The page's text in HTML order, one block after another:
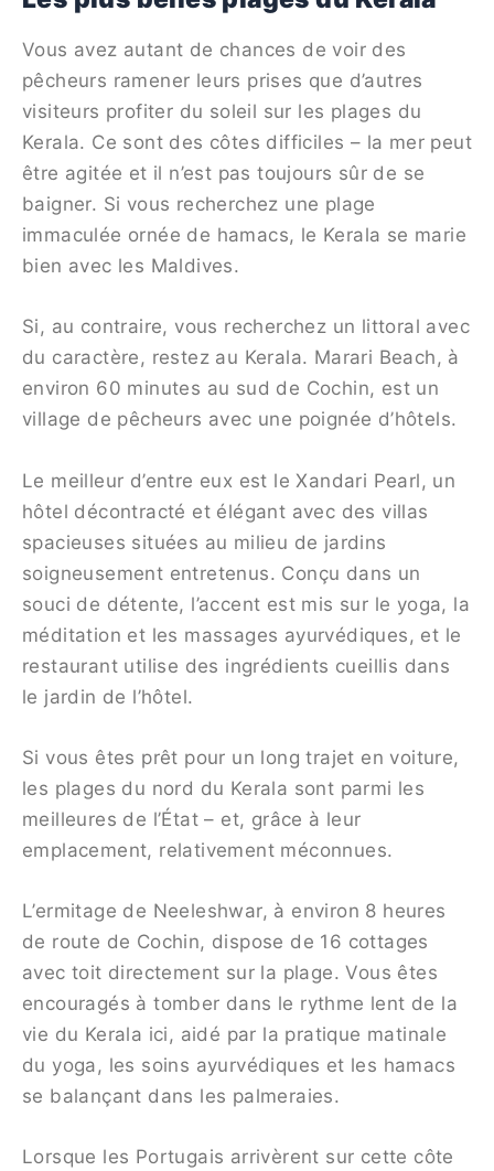
Vous avez autant de chances de voir des
pêcheurs ramener leurs prises que d’autres
visiteurs profiter du soleil sur les plages du
Kerala. Ce sont des côtes difficiles – la mer peut
être agitée et il n’est pas toujours sûr de se
baigner. Si vous recherchez une plage
immaculée ornée de hamacs, le Kerala se marie
bien avec les Maldives.
Si, au contraire, vous recherchez un littoral avec
du caractère, restez au Kerala. Marari Beach, à
environ 60 minutes au sud de Cochin, est un
village de pêcheurs avec une poignée d’hôtels.
Le meilleur d’entre eux est le Xandari Pearl, un
hôtel décontracté et élégant avec des villas
spacieuses situées au milieu de jardins
soigneusement entretenus. Conçu dans un
souci de détente, l’accent est mis sur le yoga, la
méditation et les massages ayurvédiques, et le
restaurant utilise des ingrédients cueillis dans
le jardin de l’hôtel.
Si vous êtes prêt pour un long trajet en voiture,
les plages du nord du Kerala sont parmi les
meilleures de l’État – et, grâce à leur
emplacement, relativement méconnues.
L’ermitage de Neeleshwar, à environ 8 heures
de route de Cochin, dispose de 16 cottages
avec toit directement sur la plage. Vous êtes
encouragés à tomber dans le rythme lent de la
vie du Kerala ici, aidé par la pratique matinale
du yoga, les soins ayurvédiques et les hamacs
se balançant dans les palmeraies.
Lorsque les Portugais arrivèrent sur cette côte